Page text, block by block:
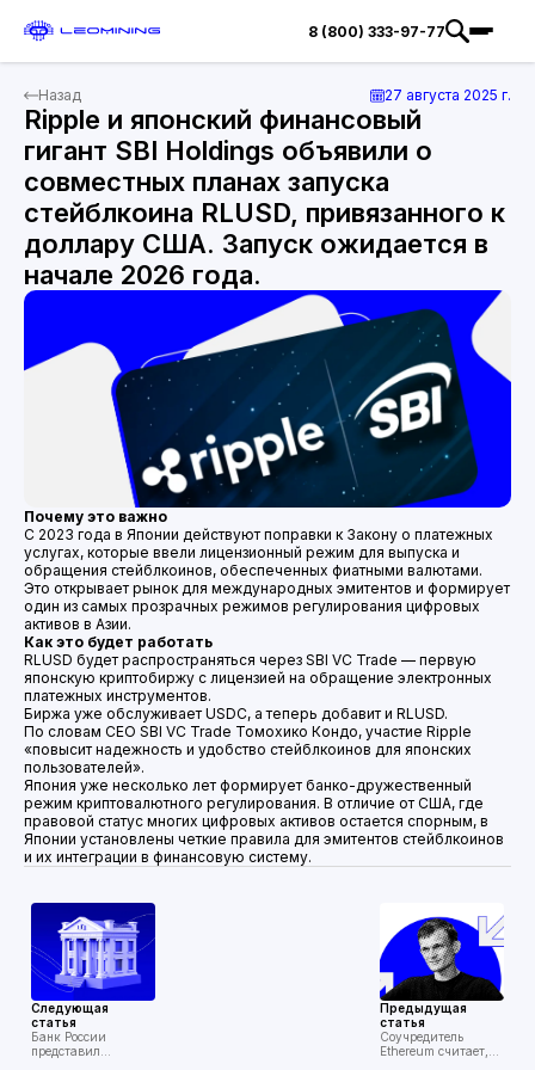
8 (800) 333-97-77
Назад 27 августа 2025 г.
Ripple и японский финансовый
гигант SBI Holdings объявили о
совместных планах запуска
стейблкоина RLUSD, привязанного к
доллару США. Запуск ожидается в
начале 2026 года.
Почему это важно
С 2023 года в Японии действуют поправки к Закону о платежных
услугах, которые ввели лицензионный режим для выпуска и
обращения стейблкоинов, обеспеченных фиатными валютами.
Это открывает рынок для международных эмитентов и формирует
один из самых прозрачных режимов регулирования цифровых
активов в Азии.
Как это будет работать
RLUSD будет распространяться через SBI VC Trade — первую
японскую криптобиржу с лицензией на обращение электронных
платежных инструментов.
Биржа уже обслуживает USDC, а теперь добавит и RLUSD.
По словам CEO SBI VC Trade Томохико Кондо, участие Ripple
«повысит надежность и удобство стейблкоинов для японских
пользователей».
Япония уже несколько лет формирует банко-дружественный
режим криптовалютного регулирования. В отличие от США, где
правовой статус многих цифровых активов остается спорным, в
Японии установлены четкие правила для эмитентов стейблкоинов
и их интеграции в финансовую систему.
Следующая
статья
Банк России
представил
Предыдущая
статья
Соучредитель
Ethereum считает,